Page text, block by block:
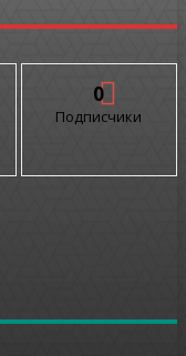
0
Подписчики